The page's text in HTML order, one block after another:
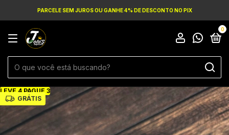
PARCELE SEM JUROS OU GANHE 4% DE DESCONTO NO PIX
0
GRÁTIS
LEVE 4 PAGUE 3